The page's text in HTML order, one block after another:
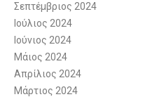
Σεπτέμβριος 2024
Ιούλιος 2024
Ιούνιος 2024
Μάιος 2024
Απρίλιος 2024
Μάρτιος 2024